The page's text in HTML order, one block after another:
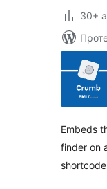
30+
Embeds
finder on